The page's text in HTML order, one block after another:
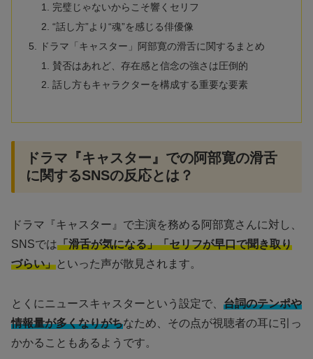
完璧じゃないからこそ響くセリフ
“話し方”より“魂”を感じる俳優像
ドラマ「キャスター」阿部寛の滑舌に関するまとめ
賛否はあれど、存在感と信念の強さは圧倒的
話し方もキャラクターを構成する重要な要素
ドラマ『キャスター』での阿部寛の滑舌
に関するSNSの反応とは？
ドラマ『キャスター』で主演を務める阿部寛さんに対し、
SNSでは「滑舌が気になる」「セリフが早口で聞き取り
づらい」といった声が散見されます。
とくにニュースキャスターという設定で、 台詞のテンポや
情報量が多くなりがちなため、その点が視聴者の耳に引っ
かかることもあるようです。